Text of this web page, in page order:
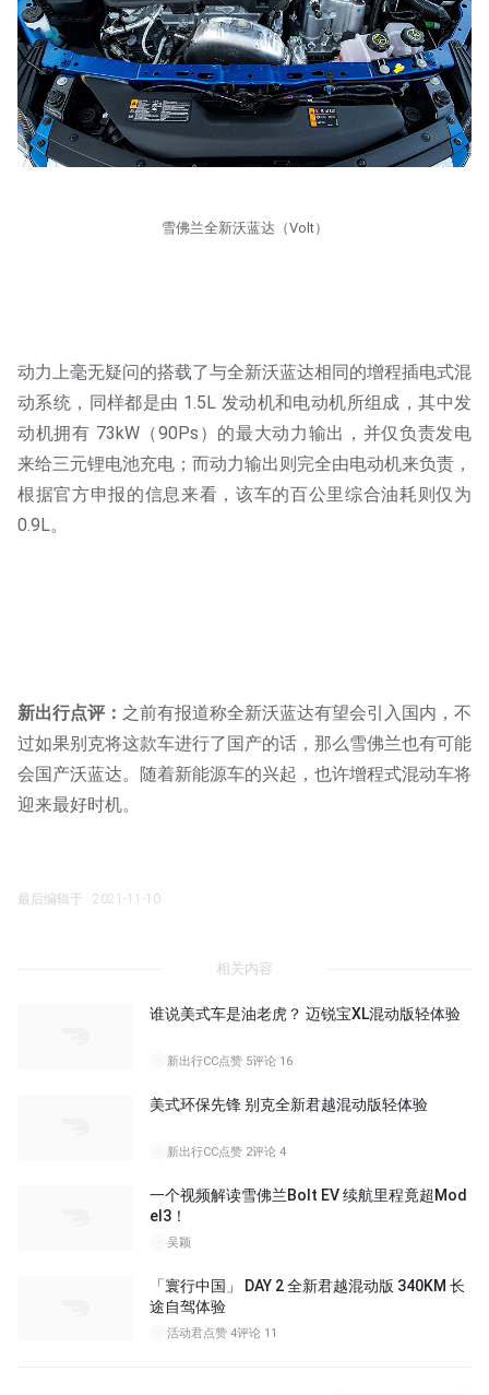
雪佛兰全新沃蓝达（Volt）
动力上毫无疑问的搭载了与全新沃蓝达相同的增程插电式混
动系统，同样都是由 1.5L 发动机和电动机所组成，其中发
动机拥有 73kW（90Ps）的最大动力输出，并仅负责发电
来给三元锂电池充电；而动力输出则完全由电动机来负责，
根据官方申报的信息来看，该车的百公里综合油耗则仅为
0.9L。
新出行点评： 之前有报道称全新沃蓝达有望会引入国内，不
过如果别克将这款车进行了国产的话，那么雪佛兰也有可能
会国产沃蓝达。随着新能源车的兴起，也许增程式混动车将
迎来最好时机。
最后编辑于 · 2021-11-10
相关内容
谁说美式车是油老虎？ 迈锐宝XL混动版轻体验
新出行CC点赞 5评论 16
美式环保先锋 别克全新君越混动版轻体验
新出行CC点赞 2评论 4
一个视频解读雪佛兰Bolt EV 续航里程竟超Mod
el3！
吴颖
「寰行中国」 DAY 2 全新君越混动版 340KM 长
途自驾体验
活动君点赞 4评论 11